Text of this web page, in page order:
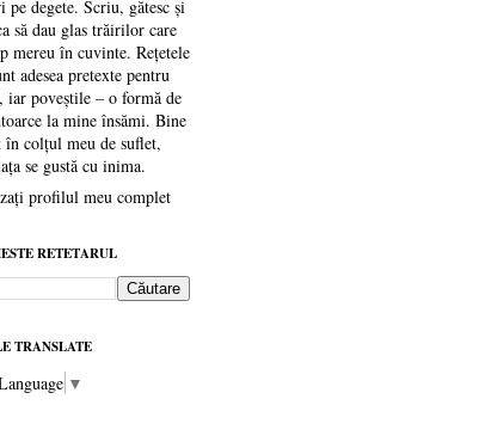
pe degete. Scriu, gătesc și
să dau glas trăirilor care
mereu în cuvinte. Rețetele
adesea pretexte pentru
iar poveștile – o formă de
la mine însămi. Bine
în colțul meu de suflet,
se gustă cu inima.
profilul meu complet
RETETARUL
TRANSLATE
▼